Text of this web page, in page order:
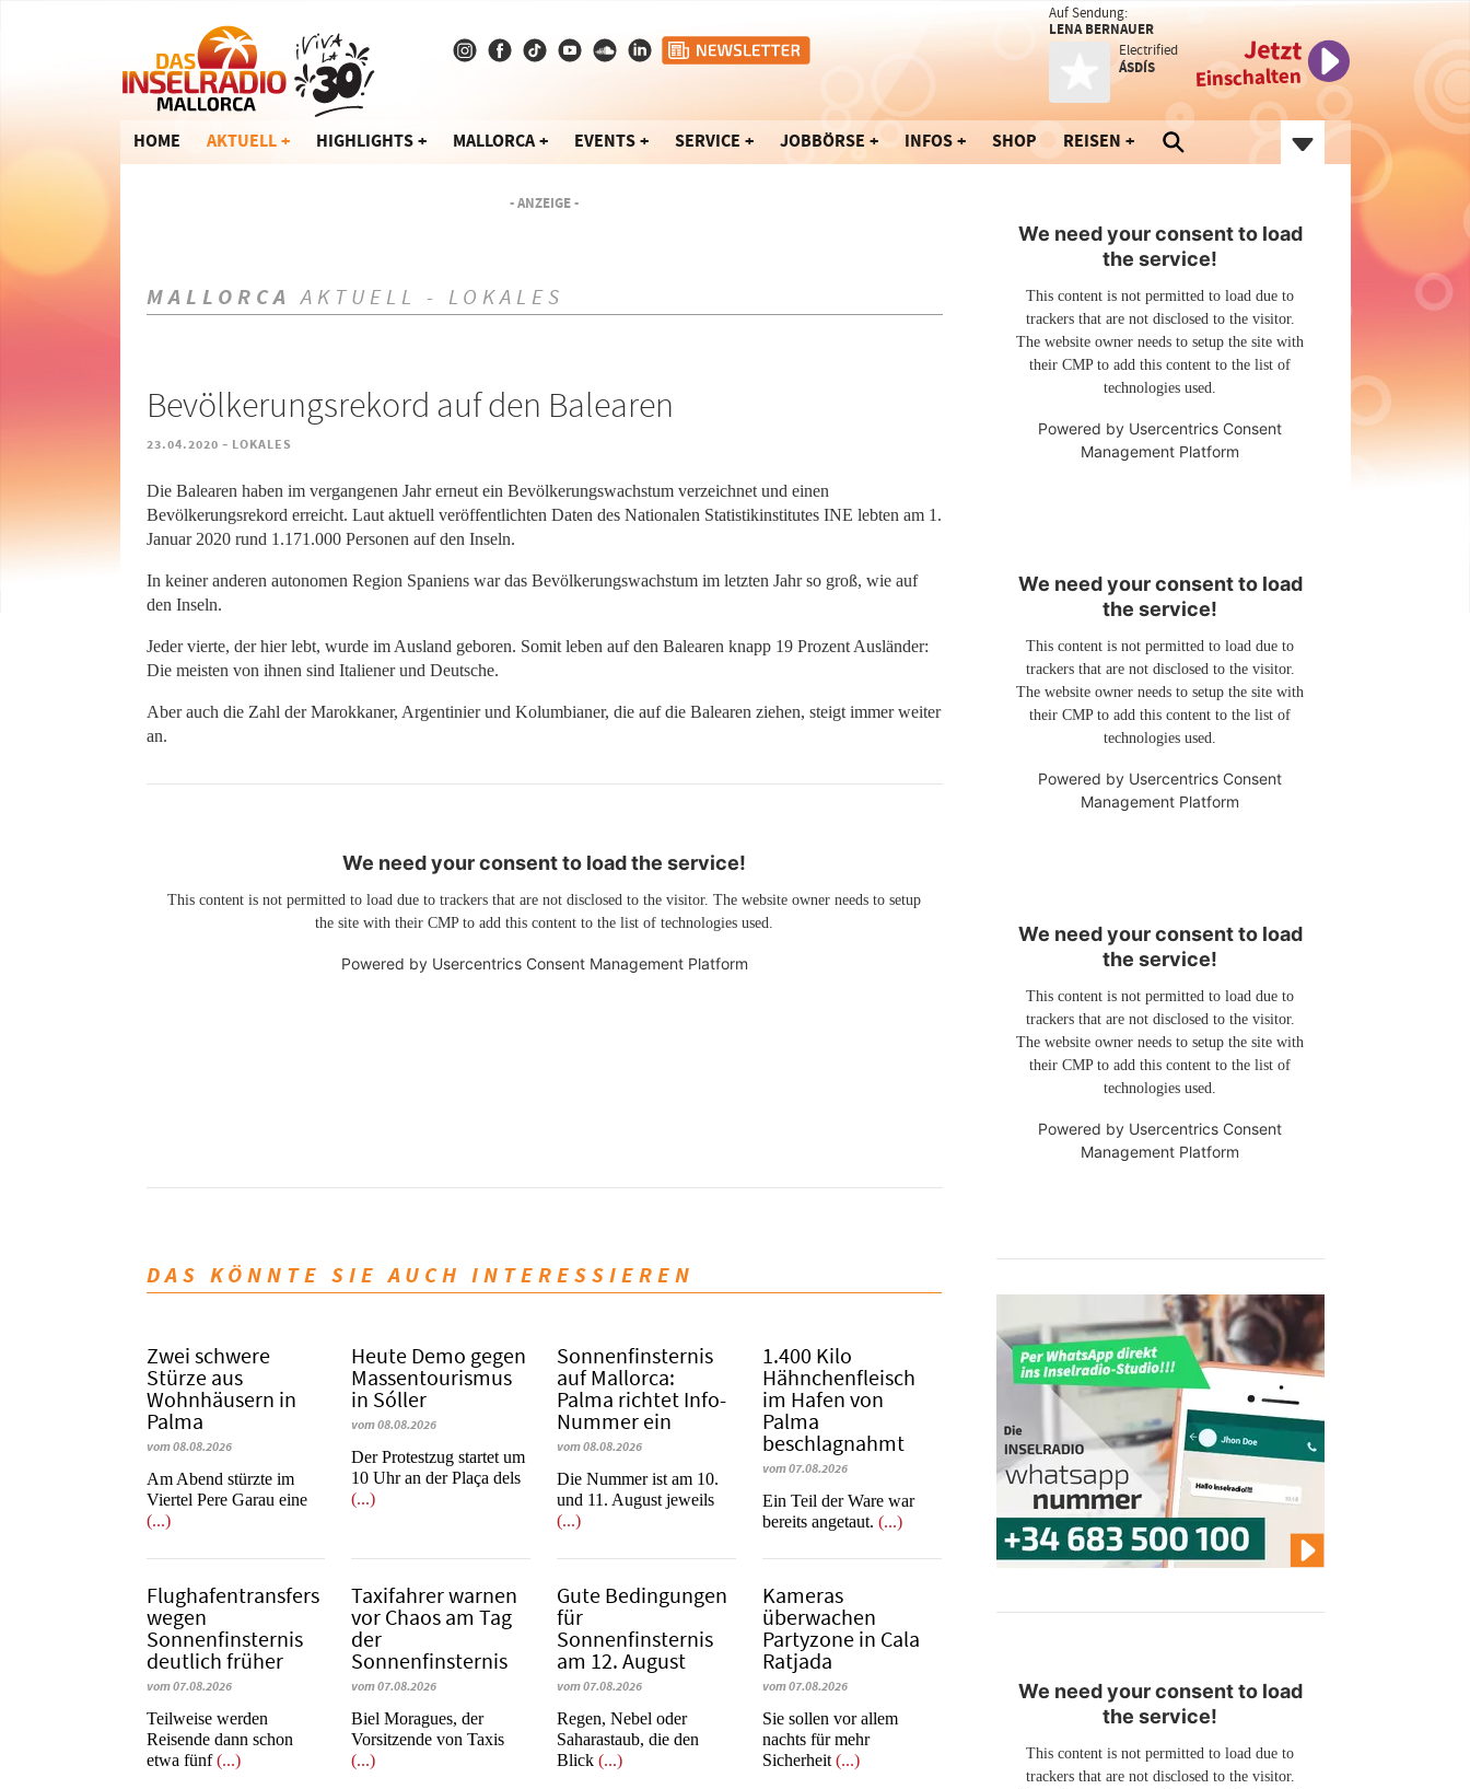
Auf Sendung:
LENA BERNAUER
Electrified
ÁSDÍS
Jetzt
Einschalten
HOME AKTUELL HIGHLIGHTS MALLORCA EVENTS SERVICE JOBBÖRSE INFOS SHOP REISEN
- ANZEIGE -
MALLORCA AKTUELL - LOKALES
Bevölkerungsrekord auf den Balearen
23.04.2020 - LOKALES
Die Balearen haben im vergangenen Jahr erneut ein Bevölkerungswachstum verzeichnet und einen
Bevölkerungsrekord erreicht. Laut aktuell veröffentlichten Daten des Nationalen Statistikinstitutes INE lebten am 1.
Januar 2020 rund 1.171.000 Personen auf den Inseln.
In keiner anderen autonomen Region Spaniens war das Bevölkerungswachstum im letzten Jahr so groß, wie auf
den Inseln.
Jeder vierte, der hier lebt, wurde im Ausland geboren. Somit leben auf den Balearen knapp 19 Prozent Ausländer:
Die meisten von ihnen sind Italiener und Deutsche.
Aber auch die Zahl der Marokkaner, Argentinier und Kolumbianer, die auf die Balearen ziehen, steigt immer weiter
an.
We need your consent to load the service!
This content is not permitted to load due to trackers that are not disclosed to the visitor. The website owner needs to setup
the site with their CMP to add this content to the list of technologies used.
Powered by Usercentrics Consent Management Platform
DAS KÖNNTE SIE AUCH INTERESSIEREN
Zwei schwere
Stürze aus
Wohnhäusern in
Palma
vom 08.08.2026
Am Abend stürzte im
Viertel Pere Garau eine
(...)
Heute Demo gegen
Massentourismus
in Sóller
vom 08.08.2026
Der Protestzug startet um
10 Uhr an der Plaça dels
(...)
Sonnenfinsternis
auf Mallorca:
Palma richtet Info-
Nummer ein
vom 08.08.2026
Die Nummer ist am 10.
und 11. August jeweils
(...)
1.400 Kilo
Hähnchenfleisch
im Hafen von
Palma
beschlagnahmt
vom 07.08.2026
​​​​​​​Ein Teil der Ware war
bereits angetaut.(...)
Flughafentransfers
wegen
Sonnenfinsternis
deutlich früher
vom 07.08.2026
Teilweise werden
Reisende dann schon
etwa fünf(...)
Taxifahrer warnen
vor Chaos am Tag
der
Sonnenfinsternis
vom 07.08.2026
​​​​​​​Biel Moragues, der
Vorsitzende von Taxis
(...)
Gute Bedingungen
für
Sonnenfinsternis
am 12. August
vom 07.08.2026
Regen, Nebel oder
Saharastaub, die den
Blick(...)
Kameras
überwachen
Partyzone in Cala
Ratjada
vom 07.08.2026
Sie sollen vor allem
nachts für mehr
Sicherheit(...)
We need your consent to load
the service!
This content is not permitted to load due to
trackers that are not disclosed to the visitor.
The website owner needs to setup the site with
their CMP to add this content to the list of
technologies used.
Powered by Usercentrics Consent
Management Platform
We need your consent to load
the service!
This content is not permitted to load due to
trackers that are not disclosed to the visitor.
The website owner needs to setup the site with
their CMP to add this content to the list of
technologies used.
Powered by Usercentrics Consent
Management Platform
We need your consent to load
the service!
This content is not permitted to load due to
trackers that are not disclosed to the visitor.
The website owner needs to setup the site with
their CMP to add this content to the list of
technologies used.
Powered by Usercentrics Consent
Management Platform
We need your consent to load
the service!
This content is not permitted to load due to
trackers that are not disclosed to the visitor.